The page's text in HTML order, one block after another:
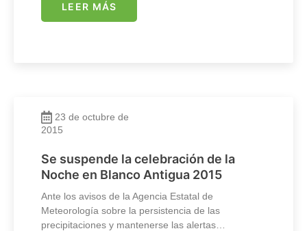
LEER MÁS
23 de octubre de
2015
Se suspende la celebración de la
Noche en Blanco Antigua 2015
Ante los avisos de la Agencia Estatal de
Meteorología sobre la persistencia de las
precipitaciones y mantenerse las alertas…